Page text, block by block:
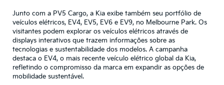
Junto com a PV5 Cargo, a Kia exibe também seu portfólio de
veículos elétricos, EV4, EV5, EV6 e EV9, no Melbourne Park. Os
visitantes podem explorar os veículos elétricos através de
displays interativos que trazem informações sobre as
tecnologias e sustentabilidade dos modelos. A campanha
destaca o EV4, o mais recente veículo elétrico global da Kia,
refletindo o compromisso da marca em expandir as opções de
mobilidade sustentável.